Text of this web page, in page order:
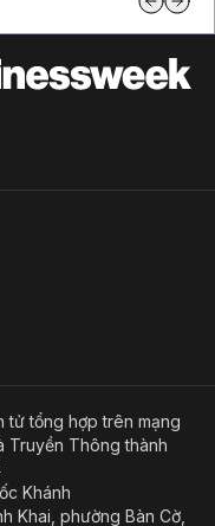
tử tổng hợp trên mạng
Truyền Thông thành
Khánh
Khai, phường Bàn Cờ,